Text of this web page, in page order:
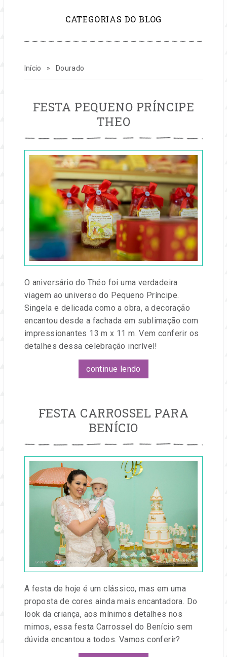
inspirar
sua
vida
seu
negócio
de
festas
e
eventos.
CATEGORIAS DO BLOG
Início » Dourado
DOURADO
FESTA PEQUENO PRÍNCIPE
THEO
Publicado
em
2017por
Entre
na
Festa
O aniversário do Théo foi uma verdadeira
viagem ao universo do Pequeno Príncipe.
Singela e delicada como a obra, a decoração
encantou desde a fachada em sublimação com
impressionantes 13 m x 11 m. Vem conferir os
detalhes dessa celebração incrível!
continue lendo
FESTA CARROSSEL PARA
BENÍCIO
Publicado
em
09
set,
por
A festa de hoje é um clássico, mas em uma
proposta de cores ainda mais encantadora. Do
look da criança, aos mínimos detalhes nos
mimos, essa festa Carrossel do Benício sem
dúvida encantou a todos. Vamos conferir?